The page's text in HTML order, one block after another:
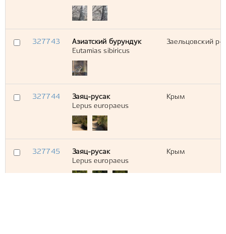
327743
Азиатский бурундук
Eutamias sibiricus
Заельцовский р-
327744
Заяц-русак
Lepus europaeus
Крым
327745
Заяц-русак
Lepus europaeus
Крым